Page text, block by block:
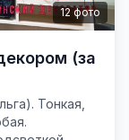
12фото
(за
Тонкая,